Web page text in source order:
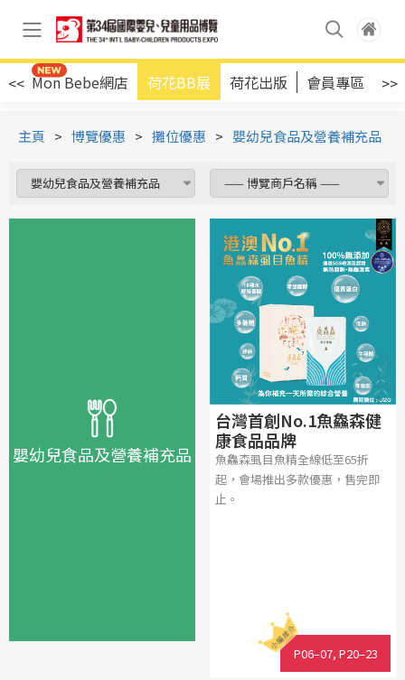
<< Mon Bebe網店 荷花BB展 荷花出版 會員專區 >>
主頁 > 博覽優惠 > 攤位優惠 > 嬰幼兒食品及營養補充品
嬰幼兒食品及營養補充品
台灣首創No.1魚鱻森健
康食品品牌
魚鱻森虱目魚精全線低至65折
起，會場推出多款優惠，售完即
止。
P06–07, P20–23